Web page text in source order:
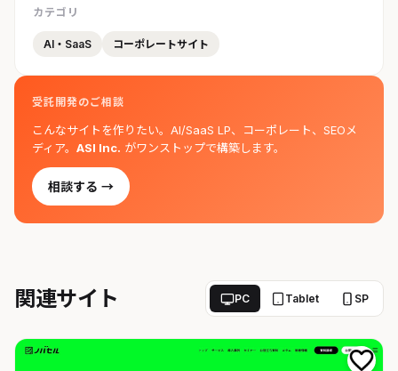
カテゴリ
AI・SaaS コーポレートサイト
受託開発のご相談
こんなサイトを作りたい。AI/SaaS LP、コーポレート、SEOメ
ディア。 ASI Inc. がワンストップで構築します。
相談する →
関連サイト PC Tablet SP